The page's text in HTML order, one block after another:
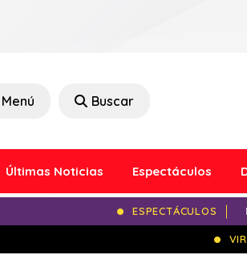
Menú Buscar
Últimas Noticias Espectáculos
ESPECTÁCULOS